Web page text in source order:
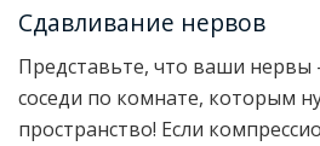
Сдавливание нервов
Представьте, что ваши
соседи по комнате, которым
пространство! Если